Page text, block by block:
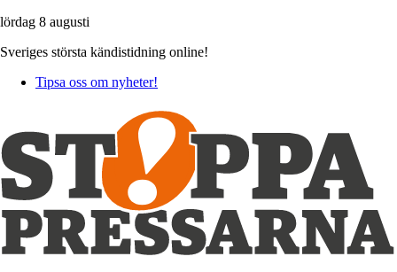
lördag 8 augusti
Sveriges största kändistidning online!
Tipsa oss om nyheter!